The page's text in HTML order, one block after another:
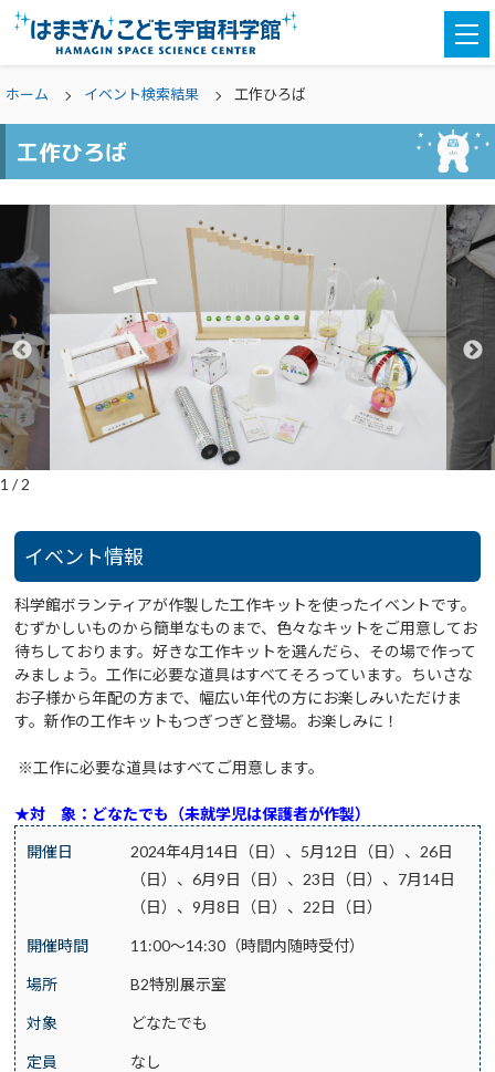
ホーム イベント検索結果 工作ひろば
工作ひろば
1 /2
イベント情報
科学館ボランティアが作製した工作キットを使ったイベントです。
むずかしいものから簡単なものまで、色々なキットをご用意してお
待ちしております。好きな工作キットを選んだら、その場で作って
みましょう。工作に必要な道具はすべてそろっています。ちいさな
お子様から年配の方まで、幅広い年代の方にお楽しみいただけま
す。新作の工作キットもつぎつぎと登場。お楽しみに！
※工作に必要な道具はすべてご用意します。
★対 象：どなたでも（未就学児は保護者が作製）
開催日
2024年4月14日（日）、5月12日（日）、26日
（日）、6月9日（日）、23日（日）、7月14日
（日）、9月8日（日）、22日（日）
開催時間 11:00～14:30（時間内随時受付）
場所 B2特別展示室
対象 どなたでも
定員 なし